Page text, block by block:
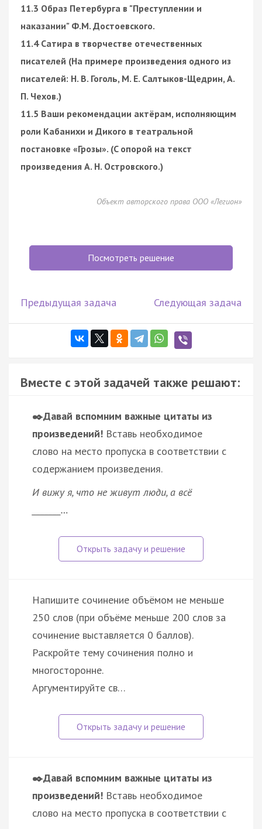
11.3 Образ Петербурга в "Преступлении и
наказании" Ф.М. Достоевского.
11.4 Сатира в творчестве отечественных
писателей (На примере произведения одного из
писателей: Н. В. Гоголь, М. Е. Салтыков-Щедрин, А.
П. Чехов.)
11.5 Ваши рекомендации актёрам, исполняющим
роли Кабанихи и Дикого в театральной
постановке «Грозы». (C опорой на текст
произведения А. Н. Островского.)
Объект авторского права ООО «Легион»
Посмотреть решение
Предыдущая задача Следующая задача
Вместе с этой задачей также решают:
✒️Давай вспомним важные цитаты из
произведений! Вставь необходимое
слово на место пропуска в соответствии с
содержанием произведения.
И вижу я, что не живут люди, а всё
_______…
Напишите сочинение объёмом не меньше
250 слов (при объёме меньше 200 слов за
сочинение выставляется 0 баллов).
Раскройте тему сочинения полно и
многосторонне.
Аргументируйте св…
✒️Давай вспомним важные цитаты из
произведений! Вставь необходимое
слово на место пропуска в соответствии с